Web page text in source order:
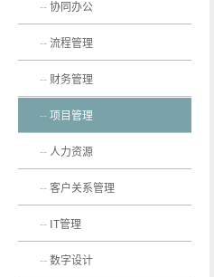
协同办公
流程管理
财务管理
项目管理
人力资源
客户关系管理
IT管理
数字设计